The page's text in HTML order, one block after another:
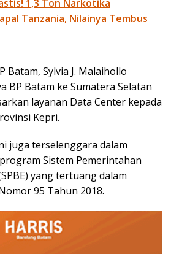
1,3 Ton Narkotika
Tanzania, Nilainya Tembus
Batam, Sylvia J. Malaihollo
BP Batam ke Sumatera Selatan
layanan Data Center kepada
Kepri.
juga terselenggara dalam
Sistem Pemerintahan
yang tertuang dalam
95 Tahun 2018.